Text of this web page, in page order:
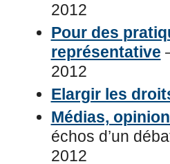
2012
Pour des
représentative
2012
Elargir les
Médias,
échos d’un
2012